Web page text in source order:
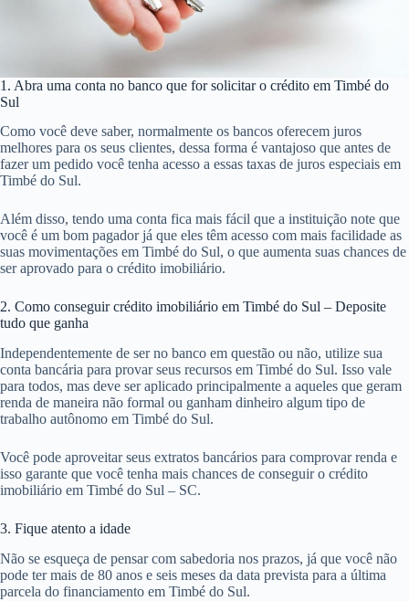
1. Abra uma conta no banco que for solicitar o crédito em Timbé do
Sul
Como você deve saber, normalmente os bancos oferecem juros
melhores para os seus clientes, dessa forma é vantajoso que antes de
fazer um pedido você tenha acesso a essas taxas de juros especiais em
Timbé do Sul.
Além disso, tendo uma conta fica mais fácil que a instituição note que
você é um bom pagador já que eles têm acesso com mais facilidade as
suas movimentações em Timbé do Sul, o que aumenta suas chances de
ser aprovado para o crédito imobiliário.
2. Como conseguir crédito imobiliário em Timbé do Sul – Deposite
tudo que ganha
Independentemente de ser no banco em questão ou não, utilize sua
conta bancária para provar seus recursos em Timbé do Sul. Isso vale
para todos, mas deve ser aplicado principalmente a aqueles que geram
renda de maneira não formal ou ganham dinheiro algum tipo de
trabalho autônomo em Timbé do Sul.
Você pode aproveitar seus extratos bancários para comprovar renda e
isso garante que você tenha mais chances de conseguir o crédito
imobiliário em Timbé do Sul – SC.
3. Fique atento a idade
Não se esqueça de pensar com sabedoria nos prazos, já que você não
pode ter mais de 80 anos e seis meses da data prevista para a última
parcela do financiamento em Timbé do Sul.